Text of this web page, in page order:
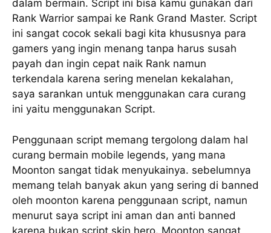
dalam bermain. Script ini bisa kamu gunakan dari
Rank Warrior sampai ke Rank Grand Master. Script
ini sangat cocok sekali bagi kita khususnya para
gamers yang ingin menang tanpa harus susah
payah dan ingin cepat naik Rank namun
terkendala karena sering menelan kekalahan,
saya sarankan untuk menggunakan cara curang
ini yaitu menggunakan Script.
Penggunaan script memang tergolong dalam hal
curang bermain mobile legends, yang mana
Moonton sangat tidak menyukainya. sebelumnya
memang telah banyak akun yang sering di banned
oleh moonton karena penggunaan script, namun
menurut saya script ini aman dan anti banned
karena bukan script skin hero. Moonton sangat